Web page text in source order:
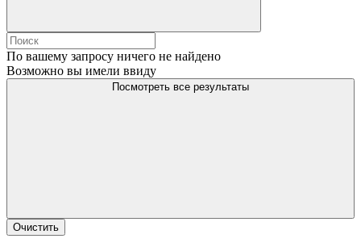
По вашему запросу ничего не найдено
Возможно вы имели ввиду
Посмотреть все результаты
Очистить